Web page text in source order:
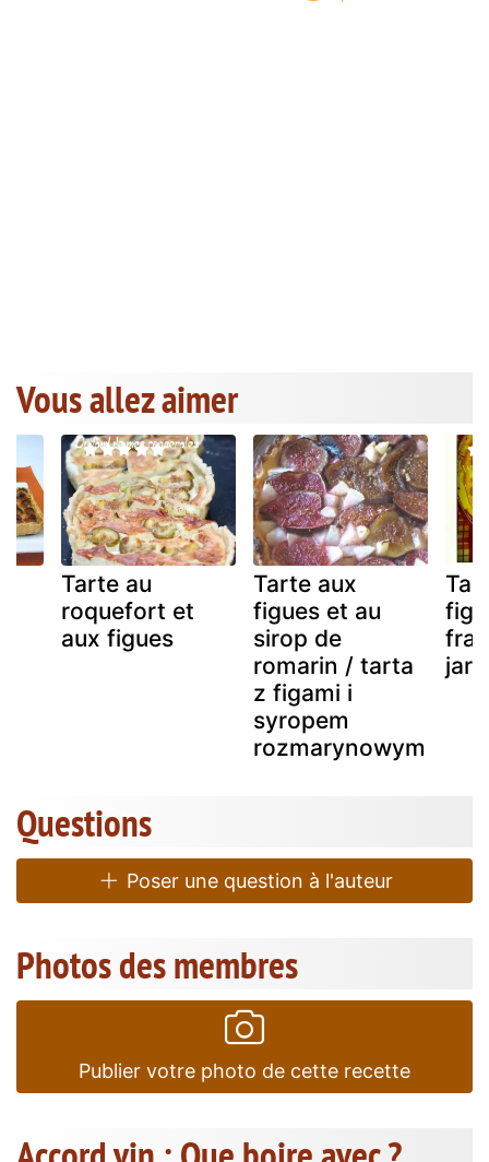
Vous allez aimer
Tarte au
roquefort et
aux figues
Tarte aux
figues et au
sirop de
romarin / tarta
z figami i
syropem
rozmarynowym
Questions
Poser une question à l'auteur
Photos des membres
Publier votre photo de cette recette